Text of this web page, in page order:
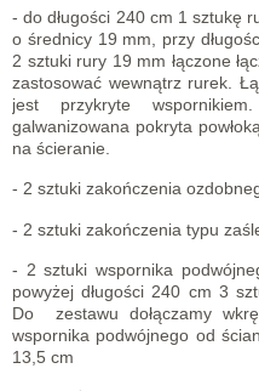
- do długości 240 cm 1 sztukę
o średnicy 19 mm, przy
2 sztuki rury 19 mm łączone
zastosować wewnątrz rurek.
jest przykryte
galwanizowana pokryta
na ścieranie.
- 2 sztuki zakończenia
- 2 sztuki zakończenia typu
- 2 sztuki wspornika
powyżej długości 240 cm 3
Do zestawu dołączamy
wspornika podwójnego od
13,5 cm